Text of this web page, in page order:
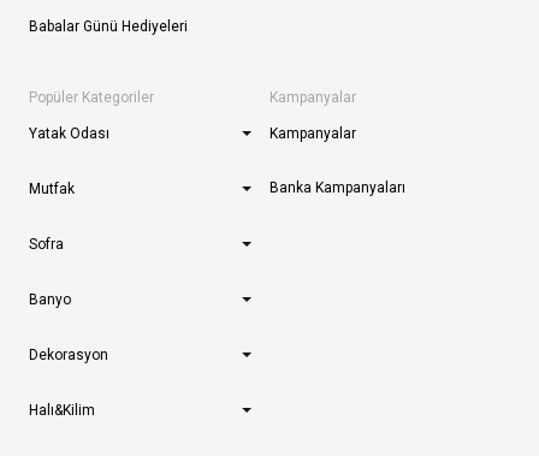
Babalar Günü Hediyeleri
Popüler Kategoriler
Yatak Odası
Mutfak
Sofra
Banyo
Dekorasyon
Halı&Kilim
Kampanyalar
Kampanyalar
Banka Kampanyaları